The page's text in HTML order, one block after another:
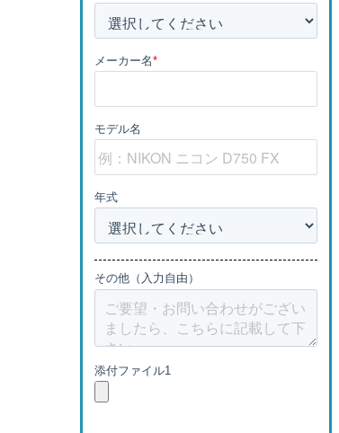
メーカー名*
モデル名
年式
その他（入力自由）
添付ファイル1